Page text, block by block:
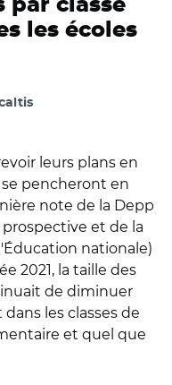
par classe
les écoles
leurs plans en
pencheront en
note de la Depp
et de la
nationale)
2021, la taille des
de diminuer
les classes de
et quel que